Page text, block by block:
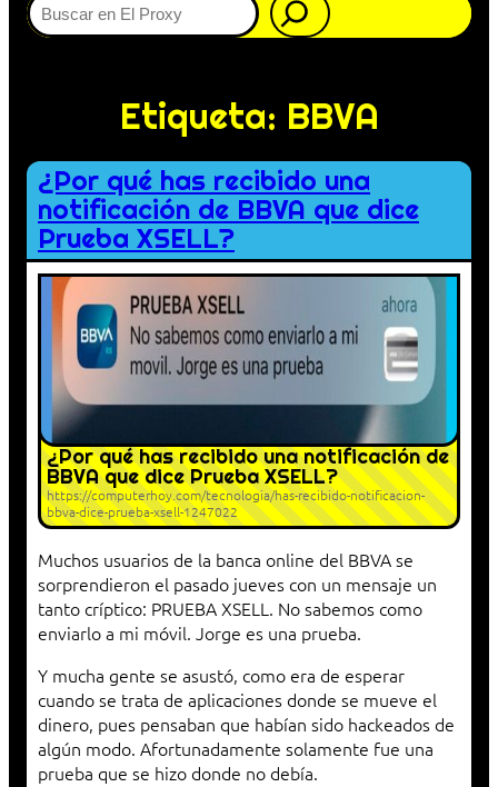
Etiqueta: BBVA
¿Por qué has recibido una
notificación de BBVA que dice
Prueba XSELL?
¿Por qué has recibido una notificación de
BBVA que dice Prueba XSELL?
https://computerhoy.com/tecnologia/has-recibido-notificacion-
bbva-dice-prueba-xsell-1247022
Muchos usuarios de la banca online del BBVA se
sorprendieron el pasado jueves con un mensaje un
tanto críptico: PRUEBA XSELL. No sabemos como
enviarlo a mi móvil. Jorge es una prueba.
Y mucha gente se asustó, como era de esperar
cuando se trata de aplicaciones donde se mueve el
dinero, pues pensaban que habían sido hackeados de
algún modo. Afortunadamente solamente fue una
prueba que se hizo donde no debía.